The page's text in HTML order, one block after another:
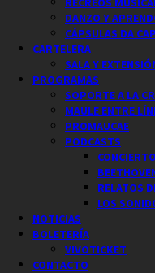
DANZO Y
CÁPSULAS DA
CARTELERA
SALA Y
PROGRAMAS
SOPORTE A LA
MAULE ENTRE
PROMAUCAE
PODCASTS
RELATOS
LOS
NOTICIAS
BOLETERÍA
VIVOTICKET
CONTACTO